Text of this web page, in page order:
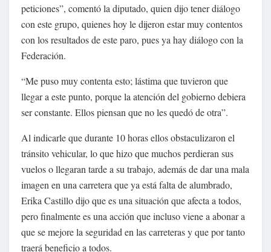
peticiones”, comentó la diputado, quien dijo tener diálogo
con este grupo, quienes hoy le dijeron estar muy contentos
con los resultados de este paro, pues ya hay diálogo con la
Federación.
“Me puso muy contenta esto; lástima que tuvieron que
llegar a este punto, porque la atención del gobierno debiera
ser constante. Ellos piensan que no les quedó de otra”.
Al indicarle que durante 10 horas ellos obstaculizaron el
tránsito vehicular, lo que hizo que muchos perdieran sus
vuelos o llegaran tarde a su trabajo, además de dar una mala
imagen en una carretera que ya está falta de alumbrado,
Erika Castillo dijo que es una situación que afecta a todos,
pero finalmente es una acción que incluso viene a abonar a
que se mejore la seguridad en las carreteras y que por tanto
traerá beneficio a todos.